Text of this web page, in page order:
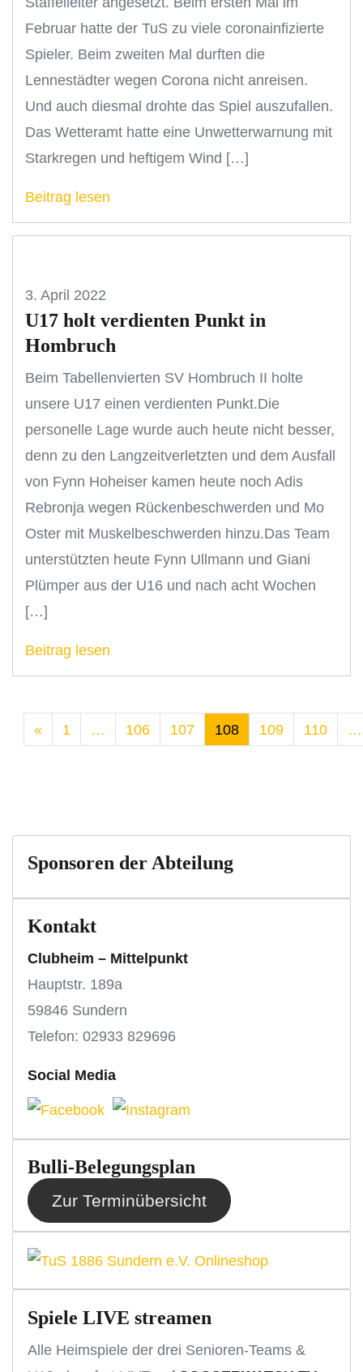
Februar hatte der TuS zu viele coronainfizierte
Spieler. Beim zweiten Mal durften die
Lennestädter wegen Corona nicht anreisen.
Und auch diesmal drohte das Spiel auszufallen.
Das Wetteramt hatte eine Unwetterwarnung mit
Starkregen und heftigem Wind […]
Beitrag lesen
3. April 2022
U17 holt verdienten Punkt in
Hombruch
Beim Tabellenvierten SV Hombruch II holte
unsere U17 einen verdienten Punkt.Die
personelle Lage wurde auch heute nicht besser,
denn zu den Langzeitverletzten und dem Ausfall
von Fynn Hoheiser kamen heute noch Adis
Rebronja wegen Rückenbeschwerden und Mo
Oster mit Muskelbeschwerden hinzu.Das Team
unterstützten heute Fynn Ullmann und Giani
Plümper aus der U16 und nach acht Wochen
[…]
Beitrag lesen
« 1 … 106 107 108 109 110 …
Sponsoren der Abteilung
Kontakt
Clubheim – Mittelpunkt
Hauptstr. 189a
59846 Sundern
Telefon: 02933 829696
Social Media
Bulli-Belegungsplan
Zur Terminübersicht
Spiele LIVE streamen
Alle Heimspiele der drei Senioren-Teams &